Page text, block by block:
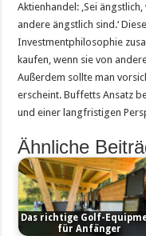
Aktienhandel: ‚Sei
andere ängstlich sind.‘
Investmentphilosophie
kaufen, wenn sie von
Außerdem sollte man
erscheint. Buffetts Ansatz
und einer langfristigen
Ähnliche
Das richtige Golf-
für Anfänger